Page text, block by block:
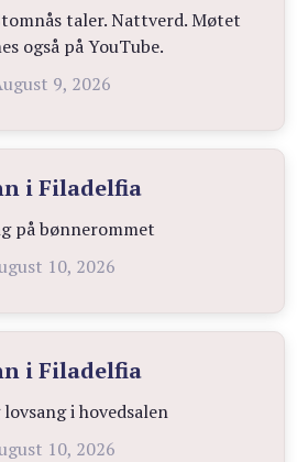
taler. Nattverd. Møtet
også på YouTube.
9, 2026
i Filadelfia
på bønnerommet
10, 2026
i Filadelfia
i hovedsalen
10, 2026